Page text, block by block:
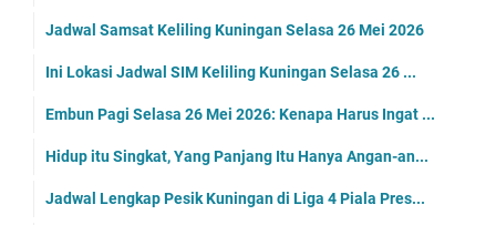
Jadwal Samsat Keliling Kuningan Selasa 26 Mei 2026
Ini Lokasi Jadwal SIM Keliling Kuningan Selasa 26 ...
Embun Pagi Selasa 26 Mei 2026: Kenapa Harus Ingat ...
Hidup itu Singkat, Yang Panjang Itu Hanya Angan-an...
Jadwal Lengkap Pesik Kuningan di Liga 4 Piala Pres...